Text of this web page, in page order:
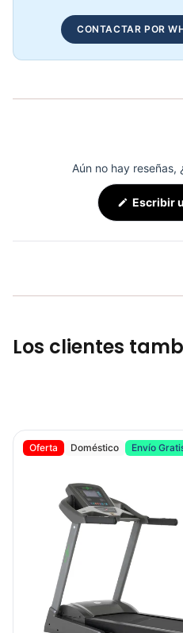
CONTACTAR POR
Aún no hay reseñas,
Escribir
Los clientes
Banda Trotadora METS - Sport
Oferta Doméstico Envío